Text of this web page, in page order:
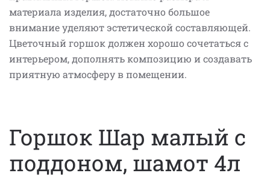
материала изделия, достаточно большое
внимание уделяют эстетической составляющей.
Цветочный горшок должен хорошо сочетаться с
интерьером, дополнять композицию и создавать
приятную атмосферу в помещении.
Горшок Шар малый с
поддоном, шамот 4л